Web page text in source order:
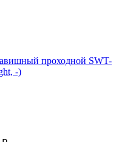
проходной SWT-
-)